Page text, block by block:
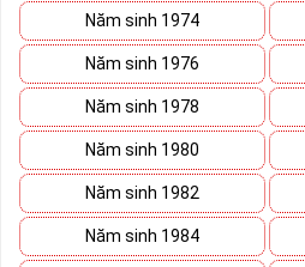
Năm sinh 1974
Năm sinh 1976
Năm sinh 1978
Năm sinh 1980
Năm sinh 1982
Năm sinh 1984